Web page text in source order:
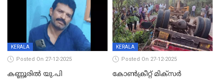
ചൊവ്വന്നൂരിലും നടപടി
KERALA
Posted On 27-12-2025
കണ്ണൂരിൽ യു.പി
KERALA
Posted On 27-12-2025
കോണ്‍ക്രീറ്റ് മിക്‌സര്‍